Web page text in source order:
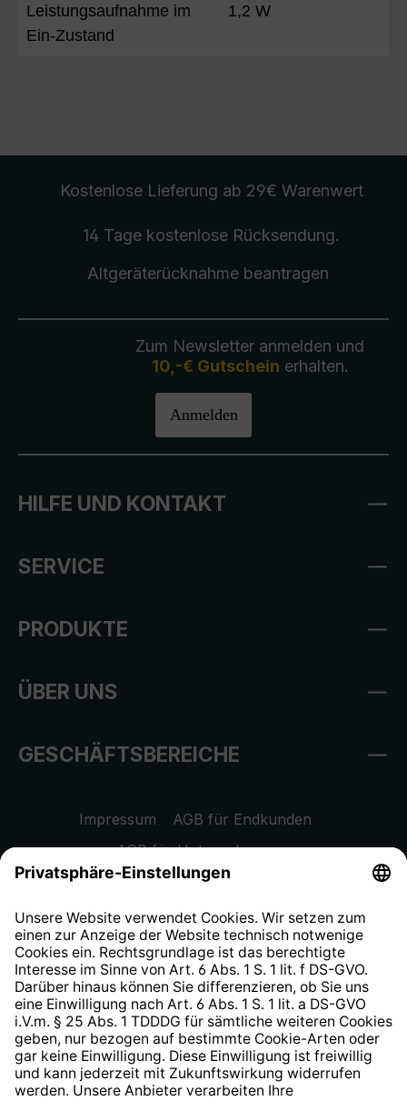
Leistungsaufnahme im
Ein-Zustand
1,2 W
Kostenlose Lieferung ab 29€ Warenwert
14 Tage kostenlose Rücksendung.
Altgeräterücknahmebeantragen
Zum Newsletter anmelden und
10,-€ Gutschein erhalten.
Anmelden
HILFE UND KONTAKT
SERVICE
PRODUKTE
ÜBER UNS
GESCHÄFTSBEREICHE
Impressum
AGB für Endkunden
AGB für Unternehmen
Datenschutzhinweis
Widerrufsrecht
Hinweisgeberschutzsystem
Barrierefreiheit